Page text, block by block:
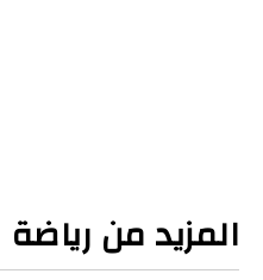
المزيد من رياضة